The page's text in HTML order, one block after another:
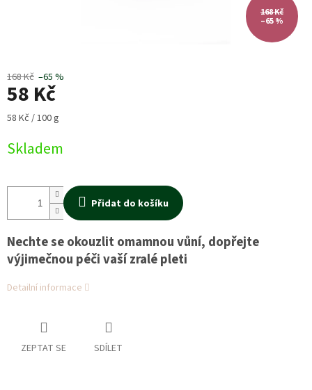
168 Kč
–65 %
168 Kč –65 %
58 Kč
Měrná
58 Kč / 100 g
Skladem
Přidat do košíku
Nechte se okouzlit omamnou vůní, dopřejte
výjimečnou péči vaší zralé pleti
Detailní informace
ZEPTAT SE SDÍLET